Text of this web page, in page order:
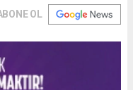
OL